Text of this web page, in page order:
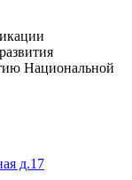
Национальной
д.17